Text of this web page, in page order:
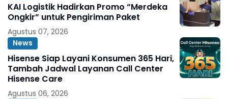
KAI Logistik Hadirkan Promo “Merdeka
Ongkir” untuk Pengiriman Paket
Agustus 07, 2026
News
Hisense Siap Layani Konsumen 365 Hari,
Tambah Jadwal Layanan Call Center
Hisense Care
Agustus 06, 2026